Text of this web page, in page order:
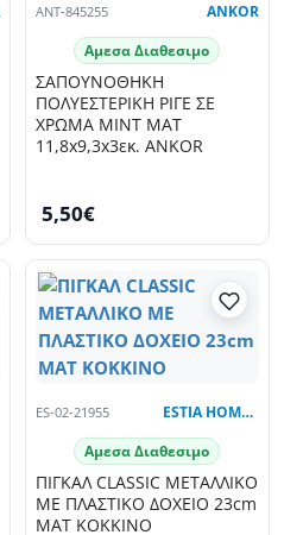
ANT-845255 ANKOR
Αμεσα Διαθεσιμο
ΣΑΠΟΥΝΟΘΗΚΗ
ΠΟΛΥΕΣΤΕΡΙΚΗ ΡΙΓΕ ΣΕ
ΧΡΩΜΑ MINT ΜΑΤ
11,8x9,3x3εκ. ANKOR
5,50€
ES-02-21955 ESTIA HOME ART
Αμεσα Διαθεσιμο
ΠΙΓΚΑΛ CLASSIC ΜΕΤΑΛΛΙΚΟ
ΜΕ ΠΛΑΣΤΙΚΟ ΔΟΧΕΙΟ 23cm
ΜΑT ΚΟΚΚΙΝΟ